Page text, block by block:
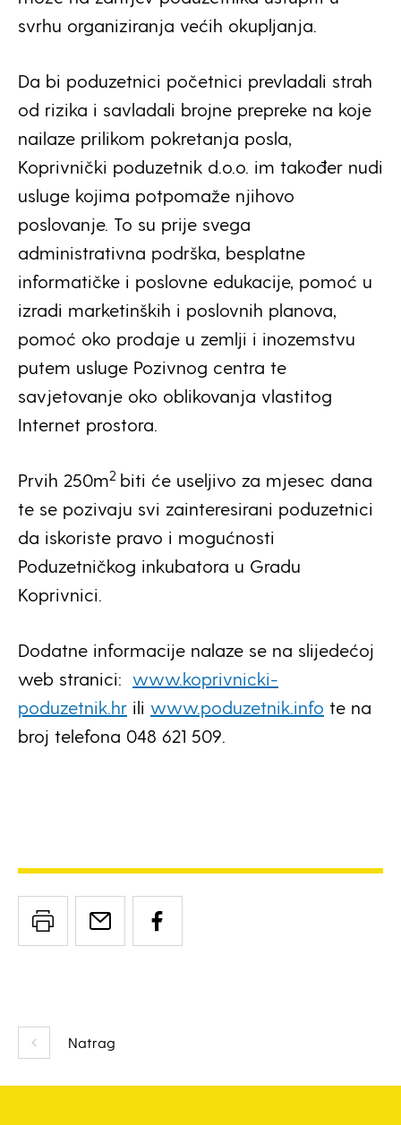
Natrag
svrhu organiziranja većih okupljanja.
Da bi poduzetnici početnici prevladali strah
od rizika i savladali brojne prepreke na koje
nailaze prilikom pokretanja posla,
Koprivnički poduzetnik d.o.o. im također nudi
usluge kojima potpomaže njihovo
poslovanje. To su prije svega
administrativna podrška, besplatne
informatičke i poslovne edukacije, pomoć u
izradi marketinških i poslovnih planova,
pomoć oko prodaje u zemlji i inozemstvu
putem usluge Pozivnog centra te
savjetovanje oko oblikovanja vlastitog
Internet prostora.
Prvih 250m2 biti će useljivo za mjesec dana
te se pozivaju svi zainteresirani poduzetnici
da iskoriste pravo i mogućnosti
Poduzetničkog inkubatora u Gradu
Koprivnici.
Dodatne informacije nalaze se na slijedećoj
web stranici: www.koprivnicki-
poduzetnik.hr ili www.poduzetnik.info te na
broj telefona 048 621 509.